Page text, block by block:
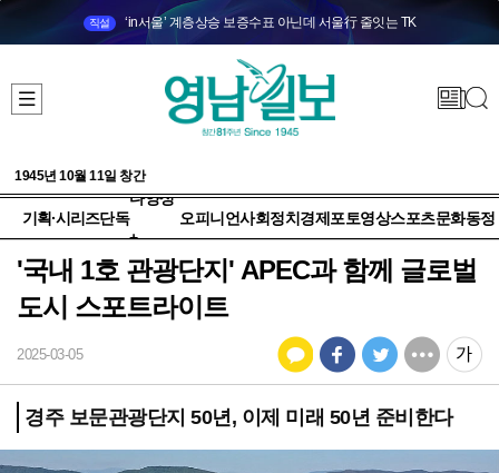
직설 ‘in서울’ 계층상승 보증수표 아닌데 서울行 줄잇는 TK
1945년 10월 11일 창간
기획·시리즈단독
다양성
+
오피니언사회정치 경제 포토영상스포츠문화동정
'국내 1호 관광단지' APEC과 함께 글로벌
도시 스포트라이트
2025-03-05
경주 보문관광단지 50년, 이제 미래 50년 준비한다